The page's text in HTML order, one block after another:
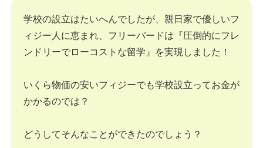
学校の設立はたいへんでしたが、親日家で優しいフ
ィジー人に恵まれ、フリーバードは『圧倒的にフレ
ンドリーでローコストな留学』を実現しました！
いくら物価の安いフィジーでも学校設立ってお金が
かかるのでは？
どうしてそんなことができたのでしょう？